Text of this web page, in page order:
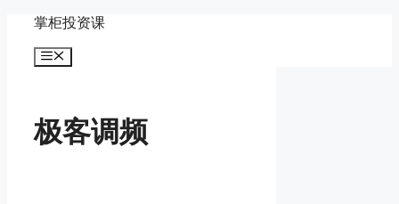
content
掌柜投资课
Menu
极客调频